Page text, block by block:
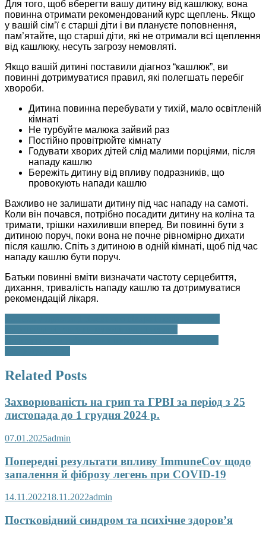
Для того, щоб вберегти вашу дитину від кашлюку, вона
повинна отримати рекомендований курс щеплень. Якщо
у вашій сім’ї є старші діти і ви плануєте поповнення,
пам’ятайте, що старші діти, які не отримали всі щеплення
від кашлюку, несуть загрозу немовляті.
Якщо вашій дитині поставили діагноз “кашлюк”, ви
повинні дотримуватися правил, які полегшать перебіг
хвороби.
Дитина повинна перебувати у тихій, мало освітленій
кімнаті
Не турбуйте малюка зайвий раз
Постійно провітрюйте кімнату
Годувати хворих дітей слід малими порціями, після
нападу кашлю
Бережіть дитину від впливу подразників, що
провокують напади кашлю
Важливо не залишати дитину під час нападу на самоті.
Коли він почався, потрібно посадити дитину на коліна та
тримати, трішки нахиливши вперед. Ви повинні бути з
дитиною поруч, поки вона не почне рівномірно дихати
після кашлю. Спіть з дитиною в одній кімнаті, щоб під час
нападу кашлю бути поруч.
Батьки повинні вміти визначати частоту серцебиття,
дихання, тривалість нападу кашлю та дотримуватися
рекомендацій лікаря.
Навігація
записів
Related Posts
Захворюваність на грип та ГРВІ за період з 25
листопада до 1 грудня 2024 р.
07.01.2025admin
Попередні результати впливу ImmuneCov щодо
запалення й фіброзу легень при COVID-19
14.11.202218.11.2022admin
Постковідний синдром та психічне здоров’я